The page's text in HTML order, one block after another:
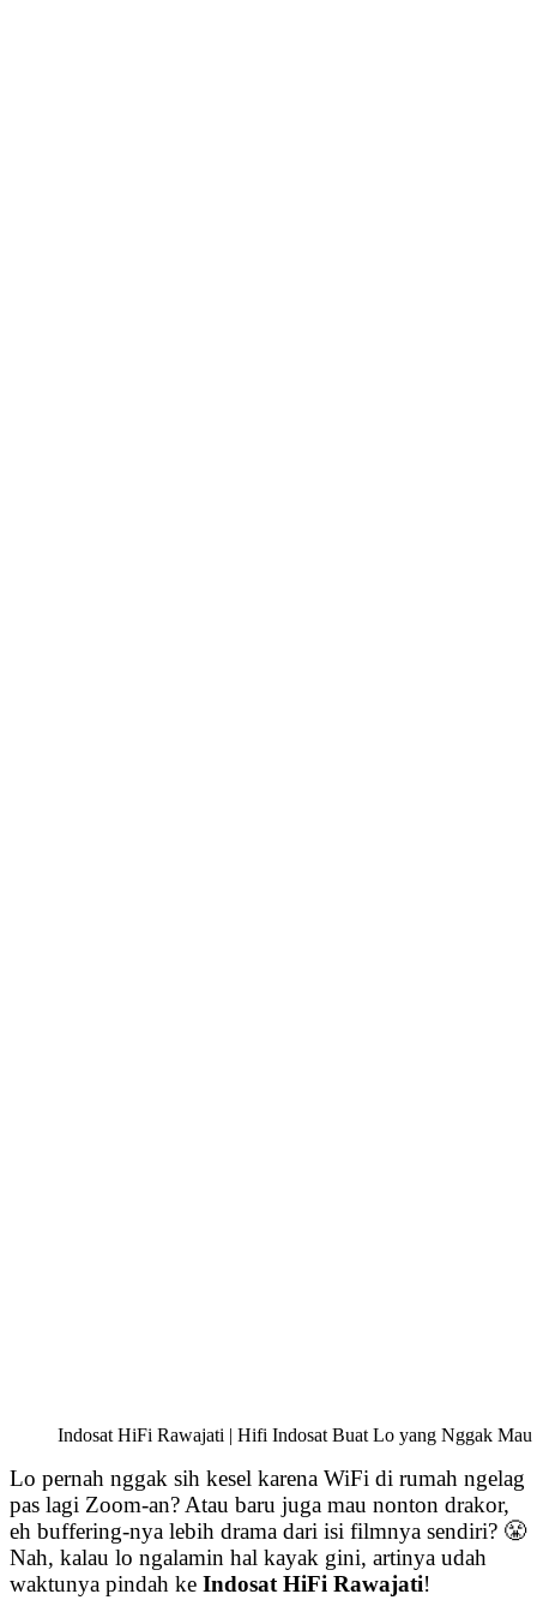
Indosat HiFi Rawajati | Hifi Indosat Buat Lo yang Nggak Mau
Lo pernah nggak sih kesel karena WiFi di rumah ngelag
pas lagi Zoom-an? Atau baru juga mau nonton drakor,
eh buffering-nya lebih drama dari isi filmnya sendiri? 😤
Nah, kalau lo ngalamin hal kayak gini, artinya udah
waktunya pindah ke Indosat HiFi Rawajati!